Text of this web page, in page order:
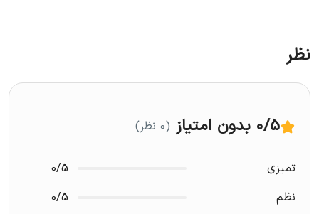
خانه سعید المکتوم – ۴ کیلومتر
نظر
0/5 بدون امتیاز (0 نظر)
تمیزی
0/5
نظم
0/5